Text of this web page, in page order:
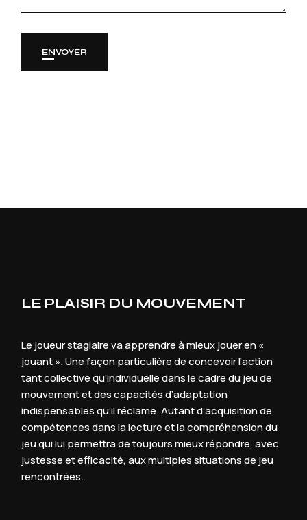
ENVOYER
LE PLAISIR DU MOUVEMENT
Le joueur stagiaire va apprendre à mieux jouer en «
jouant ». Une façon particulière de concevoir l’action
tant collective qu’individuelle dans le cadre du jeu de
mouvement et des capacités d’adaptation
indispensables qu’il réclame. Autant d’acquisition de
compétences dans la lecture et la compréhension du
jeu qui lui permettra de toujours mieux répondre, avec
justesse et efficacité, aux multiples situations de jeu
rencontrées.